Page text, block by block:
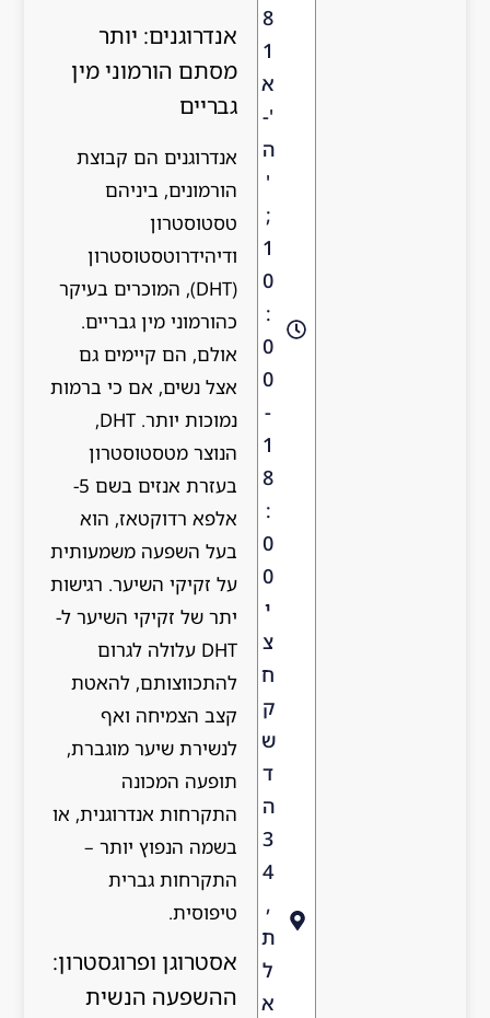
8
1
א
'-
ה
'
;
1
0
:
0
0
-
1
8
:
0
0
י
צ
ח
ק
ש
ד
ה
3
4
,
ת
ל
א
אנדרוגנים: יותר
מסתם הורמוני מין
גבריים
אנדרוגנים הם קבוצת
הורמונים, ביניהם
טסטוסטרון
ודיהידרוטסטוסטרון
(DHT), המוכרים בעיקר
כהורמוני מין גבריים.
אולם, הם קיימים גם
אצל נשים, אם כי ברמות
נמוכות יותר. DHT,
הנוצר מטסטוסטרון
בעזרת אנזים בשם 5-
אלפא רדוקטאז, הוא
בעל השפעה משמעותית
על זקיקי השיער. רגישות
יתר של זקיקי השיער ל-
DHT עלולה לגרום
להתכווצותם, להאטת
קצב הצמיחה ואף
לנשירת שיער מוגברת,
תופעה המכונה
התקרחות אנדרוגנית, או
בשמה הנפוץ יותר –
התקרחות גברית
טיפוסית.
אסטרוגן ופרוגסטרון:
ההשפעה הנשית